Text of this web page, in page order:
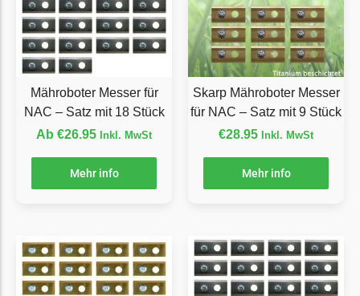
Begrenzungsdraht
Eufy
Eufy Messer
Ferrex
Begrenzungsdraht
Florabest
Flymo
Flymo Messer
Mähroboter Messer für
NAC – Satz mit 18 Stück
Ab €26.95 Inkl. MwSt
Mehr info
Skarp Mähroboter Messer
für NAC – Satz mit 9 Stück
€28.95 Inkl. MwSt
Mehr info